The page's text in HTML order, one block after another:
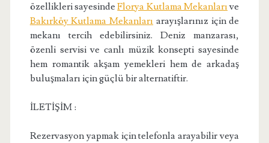
özellikleri sayesindeFlorya Kutlama Mekanlarıve
Bakırköy Kutlama Mekanları arayışlarınız için de
mekanı tercih edebilirsiniz. Deniz manzarası,
özenli servisi ve canlı müzik konsepti sayesinde
hem romantik akşam yemekleri hem de arkadaş
buluşmaları için güçlü bir alternatiftir.
İLETİŞİM :
Rezervasyon yapmak için telefonla arayabilir veya